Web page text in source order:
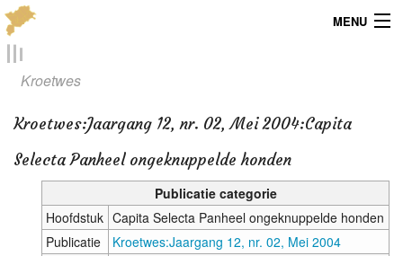
MENU
Menu
Locaties
Kaarten
Kroetwes
Kroetwes:Jaargang 12, nr. 02, Mei 2004:Capita
Selecta Panheel ongeknuppelde honden
Publicatie categorie
Hoofdstuk Capita Selecta Panheel ongeknuppelde honden
Publicatie
Kroetwes:Jaargang 12, nr. 02, Mei 2004